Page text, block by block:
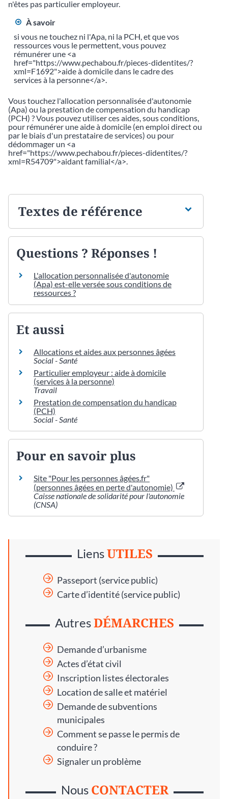
n'êtes pas particulier employeur.
À savoir
si vous ne touchez ni l'Apa, ni la PCH, et que vos
ressources vous le permettent, vous pouvez
rémunérer une <a
href="https://www.pechabou.fr/pieces-didentites/?
xml=F1692">aide à domicile dans le cadre des
services à la personne</a>.
Vous touchez l'allocation personnalisée d'autonomie
(Apa) ou la prestation de compensation du handicap
(PCH) ? Vous pouvez utiliser ces aides, sous conditions,
pour rémunérer une aide à domicile (en emploi direct ou
par le biais d'un prestataire de services) ou pour
dédommager un <a
href="https://www.pechabou.fr/pieces-didentites/?
xml=R54709">aidant familial</a>.
Textes de référence
Questions ? Réponses !
L'allocation personnalisée d'autonomie
(Apa) est-elle versée sous conditions de
ressources ?
Et aussi
Allocations et aides aux personnes âgées
Social - Santé
Particulier employeur : aide à domicile
(services à la personne)
Travail
Prestation de compensation du handicap
(PCH)
Social - Santé
Pour en savoir plus
Site "Pour les personnes âgées.fr"
(personnes âgées en perte d'autonomie)
Caisse nationale de solidarité pour l'autonomie
(CNSA)
LiensUTILES
Passeport (service public)
Carte d’identité (service public)
AutresDÉMARCHES
Demande d’urbanisme
Actes d’état civil
Inscription listes électorales
Location de salle et matériel
Demande de subventions
municipales
Comment se passe le permis de
conduire ?
Signaler un problème
Nous CONTACTER